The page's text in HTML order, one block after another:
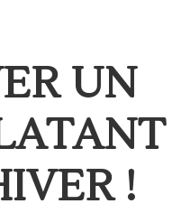
UN
!